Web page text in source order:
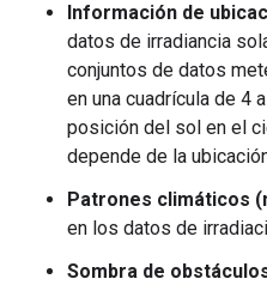
Información de
datos de irradiancia
conjuntos de datos
en una cuadrícula de 4
posición del sol en el
depende de la
Patrones climáticos
en los datos de
Sombra de